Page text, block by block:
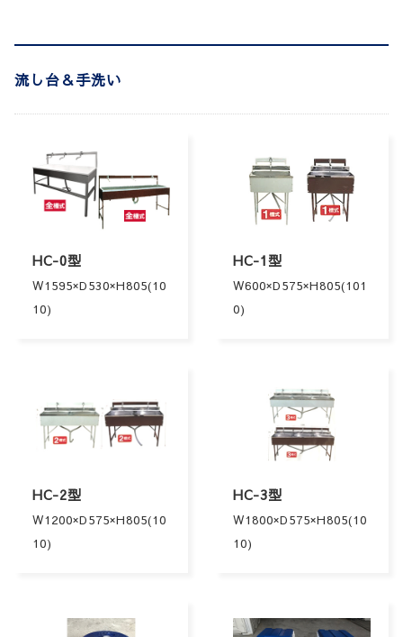
流し台＆手洗い
HC-0型
W1595×D530×H805(10
10)
HC-1型
W600×D575×H805(101
0)
HC-2型
W1200×D575×H805(10
10)
HC-3型
W1800×D575×H805(10
10)